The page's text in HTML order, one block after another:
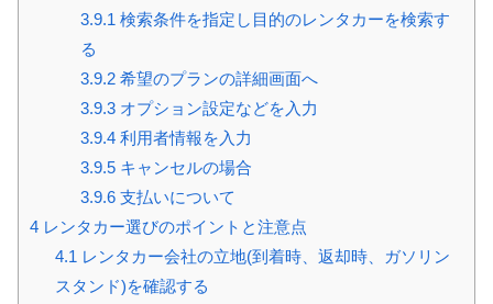
3.9.1 検索条件を指定し目的のレンタカーを検索す
る
3.9.2希望のプランの詳細画面へ
3.9.3オプション設定などを入力
3.9.4利用者情報を入力
3.9.5キャンセルの場合
3.9.6支払いについて
4 レンタカー選びのポイントと注意点
4.1 レンタカー会社の立地(到着時、返却時、ガソリン
スタンド)を確認する